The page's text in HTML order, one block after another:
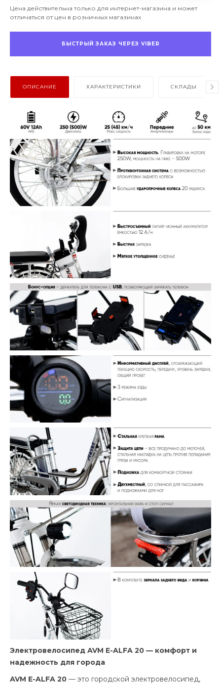
Цена действительна только для интернет-магазина и может
отличаться от цен в розничных магазинах
БЫСТРЫЙ ЗАКАЗ ЧЕРЕЗ VIBER
ОПИСАНИЕ ХАРАКТЕРИСТИКИ СКЛАДЫ
Электровелосипед AVM E-ALFA 20 — комфорт и
надежность для города
AVM E-ALFA 20 — это городской электровелосипед,